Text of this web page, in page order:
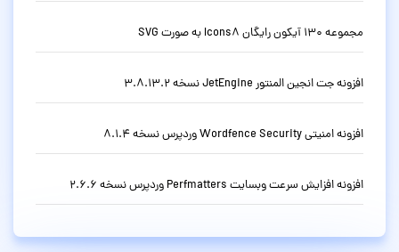
مجموعه 130 آیکون رایگان Icons8 به صورت SVG
افزونه جت انجین المنتور JetEngine نسخه 3.8.13.2
افزونه امنیتی Wordfence Security وردپرس نسخه 8.1.4
افزونه افزایش سرعت وبسایت Perfmatters وردپرس نسخه 2.6.6